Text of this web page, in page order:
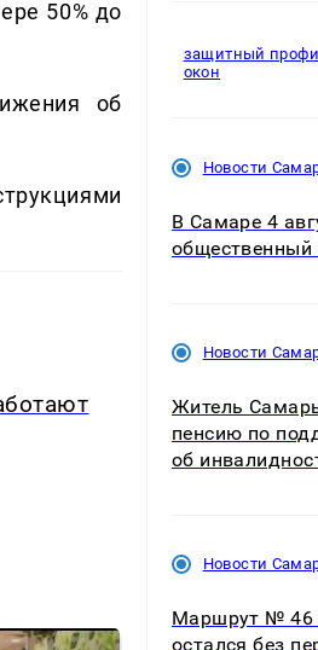
50% до
об
защитный
окон
Новости
В Самаре 4
общественный
Новости
Житель
пенсию по
об
Новости
Маршрут № 46
остался без